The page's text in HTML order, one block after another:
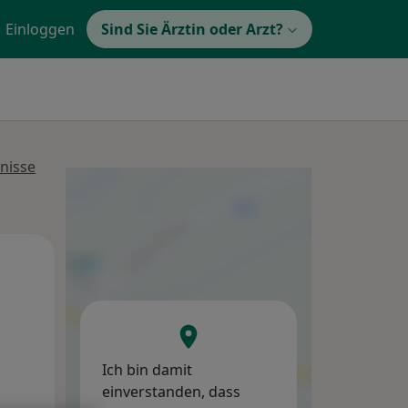
Einloggen Sind Sie Ärztin oder Arzt?
Ich bin damit
einverstanden, dass